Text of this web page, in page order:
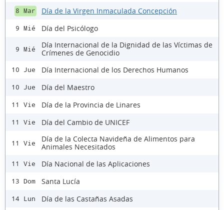
8 Mar Día de la Virgen Inmaculada Concepción
9 Mié Día del Psicólogo
9 Mié
Día Internacional de la Dignidad de las Víctimas de
Crímenes de Genocidio
10 Jue Día Internacional de los Derechos Humanos
10 Jue Día del Maestro
11 Vie Día de la Provincia de Linares
11 Vie Día del Cambio de UNICEF
11 Vie
Día de la Colecta Navideña de Alimentos para
Animales Necesitados
11 Vie Día Nacional de las Aplicaciones
13 Dom Santa Lucía
14 Lun Día de las Castañas Asadas